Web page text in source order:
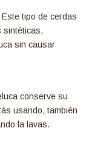
Este tipo de cerdas
sintéticas,
sin causar
conserve su
usando, también
la lavas.